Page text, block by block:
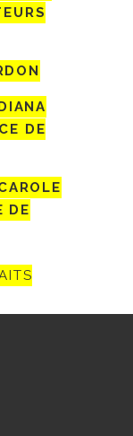
DE
DE